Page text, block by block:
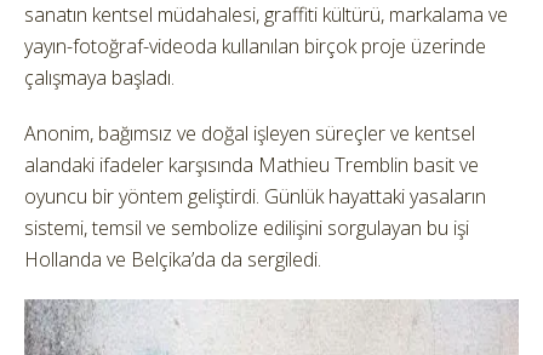
sanatın kentsel müdahalesi, graffiti kültürü, markalama ve
yayın-fotoğraf-videoda kullanılan birçok proje üzerinde
çalışmaya başladı.
Anonim, bağımsız ve doğal işleyen süreçler ve kentsel
alandaki ifadeler karşısında Mathieu Tremblin basit ve
oyuncu bir yöntem geliştirdi. Günlük hayattaki yasaların
sistemi, temsil ve sembolize edilişini sorgulayan bu işi
Hollanda ve Belçika’da da sergiledi.